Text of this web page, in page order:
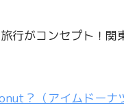
行がコンセプト！関
？（アイムドー